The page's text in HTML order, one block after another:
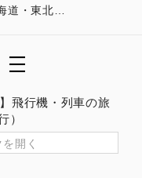
飛行機・列車の旅
）
開く